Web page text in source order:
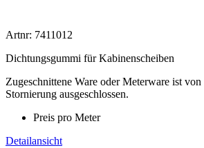
Artnr: 7411012
Dichtungsgummi für Kabinenscheiben
Zugeschnittene Ware oder Meterware ist
Stornierung ausgeschlossen.
Preis pro Meter
Detailansicht